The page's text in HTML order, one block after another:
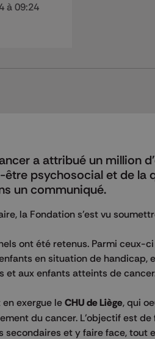
à 09:24
a attribué un million
psychosocial et de la
un communiqué.
la Fondation s'est vu
ont été retenus. Parmi ceux-
en situation de handicap,
et aux enfants atteints de
exergue le CHU de Liège, qui
du cancer. L'objectif est
et y faire face,